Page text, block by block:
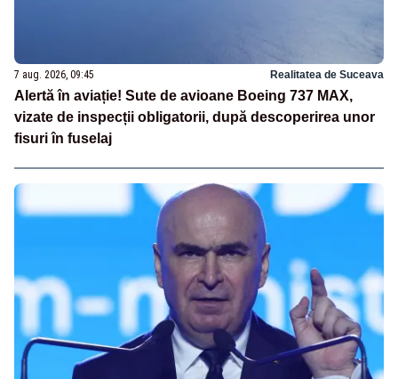
7 aug. 2026, 09:45 Realitatea de Suceava
Alertă în aviație! Sute de avioane Boeing 737 MAX,
vizate de inspecții obligatorii, după descoperirea unor
fisuri în fuselaj